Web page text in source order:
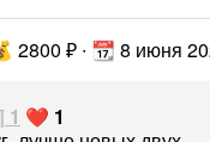
2800 ₽ ∙ 📆 8 июня
1 ❤️ 1